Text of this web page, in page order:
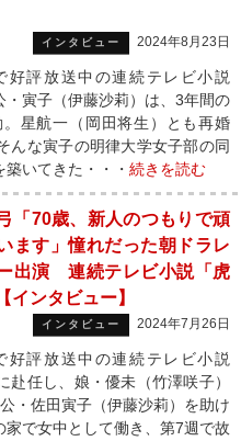
インタビュー 2024年8月23日
好評放送中の連続テレビ小説
・寅子（伊藤沙莉）は、3年間の
星航一（岡田将生）とも再婚
んな寅子の明律大学女子部の同
いてきた・・・ 続きを読む
「70歳、新人のつもりで頑
ます」憧れだった朝ドラレ
出演 連続テレビ小説「虎
インタビュー】
インタビュー 2024年7月26日
好評放送中の連続テレビ小説
赴任し、娘・優未（竹澤咲子）
・佐田寅子（伊藤沙莉）を助け
で女中として働き、第7週で故